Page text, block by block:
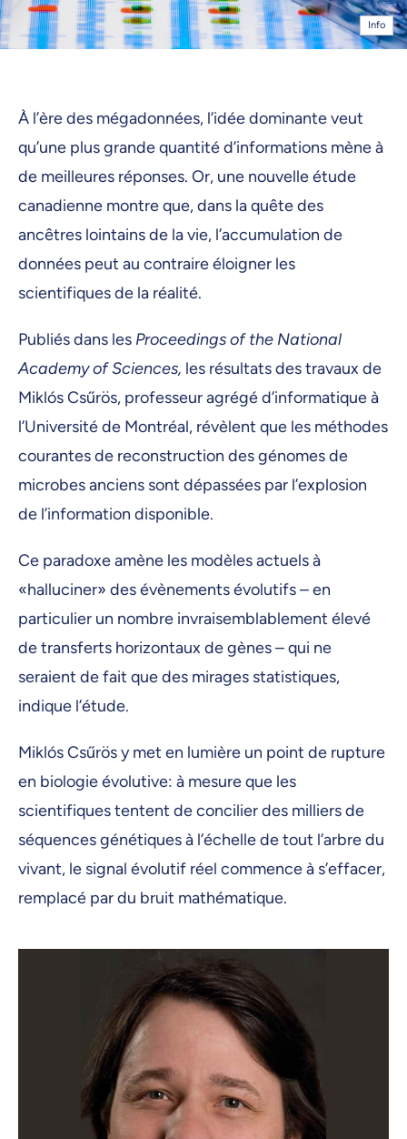
Info
À l’ère des mégadonnées, l’idée dominante veut
qu’une plus grande quantité d’informations mène à
de meilleures réponses. Or, une nouvelle étude
canadienne montre que, dans la quête des
ancêtres lointains de la vie, l’accumulation de
données peut au contraire éloigner les
scientifiques de la réalité.
Publiés dans les Proceedings of the National
Academy of Sciences, les résultats des travaux de
Miklós Csűrös, professeur agrégé d’informatique à
l’Université de Montréal, révèlent que les méthodes
courantes de reconstruction des génomes de
microbes anciens sont dépassées par l’explosion
de l’information disponible.
Ce paradoxe amène les modèles actuels à
«halluciner» des évènements évolutifs – en
particulier un nombre invraisemblablement élevé
de transferts horizontaux de gènes – qui ne
seraient de fait que des mirages statistiques,
indique l’étude.
Miklós Csűrös y met en lumière un point de rupture
en biologie évolutive: à mesure que les
scientifiques tentent de concilier des milliers de
séquences génétiques à l’échelle de tout l’arbre du
vivant, le signal évolutif réel commence à s’effacer,
remplacé par du bruit mathématique.